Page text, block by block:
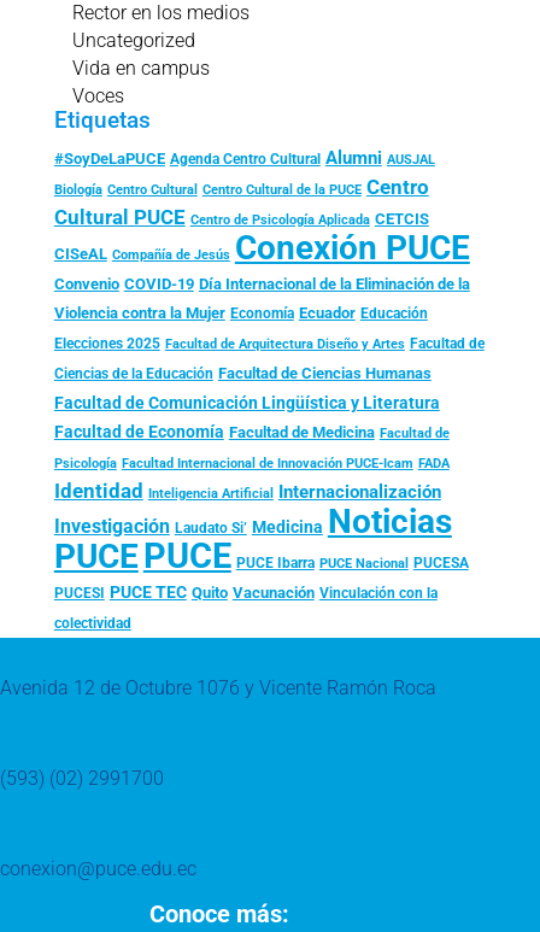
Rector en los medios
Uncategorized
Vida en campus
Voces
Etiquetas
#SoyDeLaPUCE Agenda Centro Cultural Alumni AUSJAL
Biología Centro Cultural Centro Cultural de la PUCE Centro
Cultural PUCE Centro de Psicología Aplicada CETCIS
CISeAL Compañía de Jesús Conexión PUCE
Convenio COVID-19 Día Internacional de la Eliminación de la
Violencia contra la Mujer Economía Ecuador Educación
Elecciones 2025 Facultad de Arquitectura Diseño y Artes Facultad de
Ciencias de la Educación Facultad de Ciencias Humanas
Facultad de Comunicación Lingüística y Literatura
Facultad de Economía Facultad de Medicina Facultad de
Psicología Facultad Internacional de Innovación PUCE-Icam FADA
Identidad Inteligencia Artificial Internacionalización
Investigación Laudato Si’ Medicina Noticias
PUCEPUCE PUCE Ibarra PUCE Nacional
PUCESA
PUCESI PUCE TEC Quito Vacunación Vinculación con la
colectividad
Avenida 12 de Octubre 1076 y Vicente Ramón Roca
(593) (02) 2991700
conexion@puce.edu.ec
Conoce más: